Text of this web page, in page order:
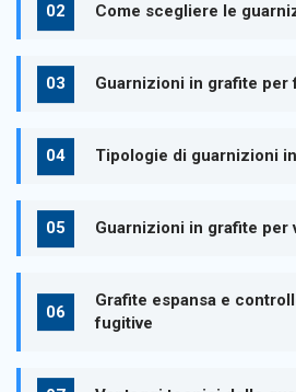
Come scegliere le
Guarnizioni in grafite per
Tipologie di guarnizioni
Guarnizioni in grafite per
Grafite espansa e
fugitive